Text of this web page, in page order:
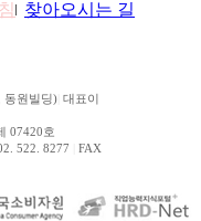
찾아오시는 길
동원빌딩) 대표이
07420호
522. 8277
FAX